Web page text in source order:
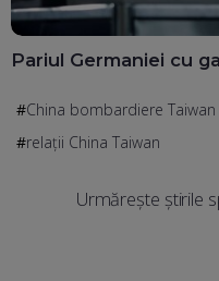
Pariul Germaniei cu
China bombardiere Taiwan
relații China Taiwan
Urmărește știrile